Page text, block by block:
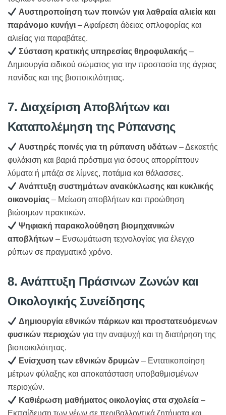
Αυστηροποίηση των ποινών για λαθραία αλιεία και
παράνομο κυνήγι – Αφαίρεση άδειας οπλοφορίας και
αλιείας για παραβάτες.
Σύσταση κρατικής υπηρεσίας θηροφυλακής –
Δημιουργία ειδικού σώματος για την προστασία της άγριας
πανίδας και της βιοποικιλότητας.
7. Διαχείριση Αποβλήτων και
Καταπολέμηση της Ρύπανσης
Αυστηρές ποινές για τη ρύπανση υδάτων – Δεκαετής
φυλάκιση και βαριά πρόστιμα για όσους απορρίπτουν
λύματα ή μπάζα σε λίμνες, ποτάμια και θάλασσες.
Ανάπτυξη συστημάτων ανακύκλωσης και κυκλικής
οικονομίας – Μείωση αποβλήτων και προώθηση
βιώσιμων πρακτικών.
Ψηφιακή παρακολούθηση βιομηχανικών
αποβλήτων – Ενσωμάτωση τεχνολογίας για έλεγχο
ρύπων σε πραγματικό χρόνο.
8. Ανάπτυξη Πράσινων Ζωνών και
Οικολογικής Συνείδησης
Δημιουργία εθνικών πάρκων και προστατευόμενων
φυσικών περιοχών για την αναψυχή και τη διατήρηση της
βιοποικιλότητας.
Ενίσχυση των εθνικών δρυμών – Εντατικοποίηση
μέτρων φύλαξης και αποκατάσταση υποβαθμισμένων
περιοχών.
Καθιέρωση μαθήματος οικολογίας στα σχολεία –
Εκπαίδευση των νέων σε περιβαλλοντικά ζητήματα και